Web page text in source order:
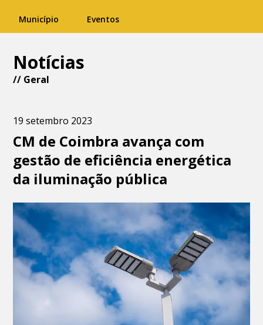
Município Eventos
Notícias
// Geral
19 setembro 2023
CM de Coimbra avança com
gestão de eficiência energética
da iluminação pública